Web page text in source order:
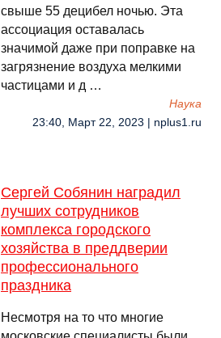
свыше 55 децибел ночью. Эта
ассоциация оставалась
значимой даже при поправке на
загрязнение воздуха мелкими
частицами и д …
Наука
23:40, Март 22, 2023 | nplus1.ru
Сергей Собянин наградил
лучших сотрудников
комплекса городского
хозяйства в преддверии
профессионального
праздника
Несмотря на то что многие